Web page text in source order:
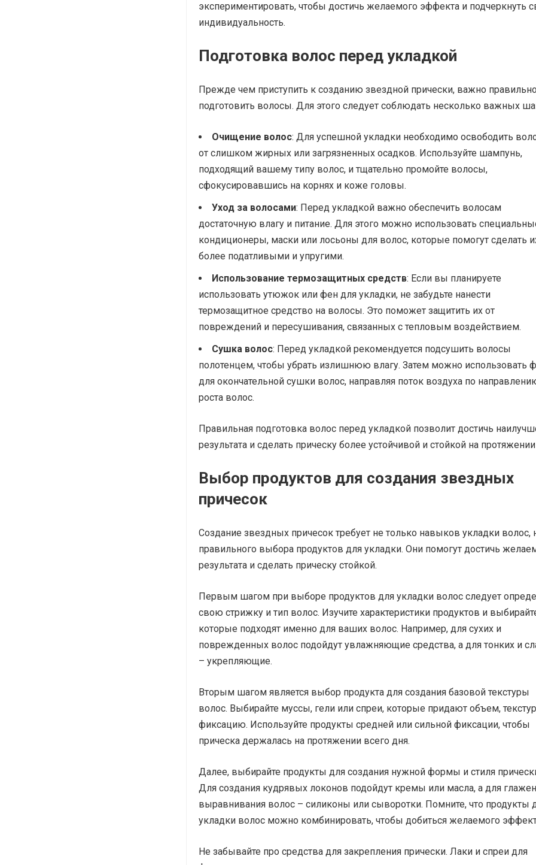
экспериментировать, чтобы достичь желаемого эффекта и подчеркнуть
индивидуальность.
Подготовка волос перед укладкой
Прежде чем приступить к созданию звездной прически, важно правильно
подготовить волосы. Для этого следует соблюдать несколько важных
Очищение волос: Для успешной укладки необходимо освободить
от слишком жирных или загрязненных осадков. Используйте шампунь,
подходящий вашему типу волос, и тщательно промойте волосы,
сфокусировавшись на корнях и коже головы.
Уход за волосами: Перед укладкой важно обеспечить волосам
достаточную влагу и питание. Для этого можно использовать
кондиционеры, маски или лосьоны для волос, которые помогут сделать
более податливыми и упругими.
Использование термозащитных средств: Если вы планируете
использовать утюжок или фен для укладки, не забудьте нанести
термозащитное средство на волосы. Это поможет защитить их от
повреждений и пересушивания, связанных с тепловым воздействием.
Сушка волос: Перед укладкой рекомендуется подсушить волосы
полотенцем, чтобы убрать излишнюю влагу. Затем можно использовать
для окончательной сушки волос, направляя поток воздуха по
роста волос.
Правильная подготовка волос перед укладкой позволит достичь
результата и сделать прическу более устойчивой и стойкой на
Выбор продуктов для создания звездных
причесок
Создание звездных причесок требует не только навыков укладки волос,
правильного выбора продуктов для укладки. Они помогут достичь
результата и сделать прическу стойкой.
Первым шагом при выборе продуктов для укладки волос следует
свою стрижку и тип волос. Изучите характеристики продуктов и
которые подходят именно для ваших волос. Например, для сухих и
поврежденных волос подойдут увлажняющие средства, а для тонких и
– укрепляющие.
Вторым шагом является выбор продукта для создания базовой текстуры
волос. Выбирайте муссы, гели или спреи, которые придают объем,
фиксацию. Используйте продукты средней или сильной фиксации, чтобы
прическа держалась на протяжении всего дня.
Далее, выбирайте продукты для создания нужной формы и стиля
Для создания кудрявых локонов подойдут кремы или масла, а для
выравнивания волос – силиконы или сыворотки. Помните, что продукты
укладки волос можно комбинировать, чтобы добиться желаемого
Не забывайте про средства для закрепления прически. Лаки и спреи для